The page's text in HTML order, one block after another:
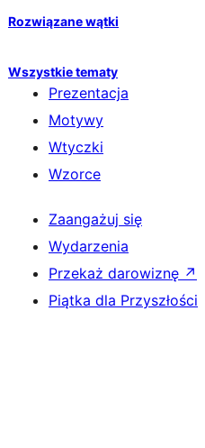
Rozwiązane wątki
Wszystkie tematy
Prezentacja
Motywy
Wtyczki
Wzorce
Zaangażuj się
Wydarzenia
Przekaż darowiznę ↗
Piątka dla Przyszłości